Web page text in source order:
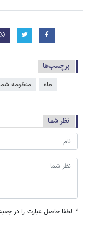
برچسب‌ها
ماه منظومه
نظر شما
* لطفا حاصل عبارت را در